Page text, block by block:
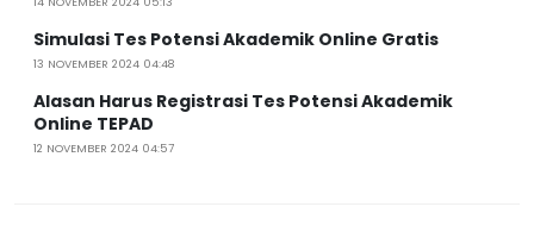
Simulasi Tes Potensi Akademik Online Gratis
13 NOVEMBER 2024 04:48
Alasan Harus Registrasi Tes Potensi Akademik
Online TEPAD
12 NOVEMBER 2024 04:57